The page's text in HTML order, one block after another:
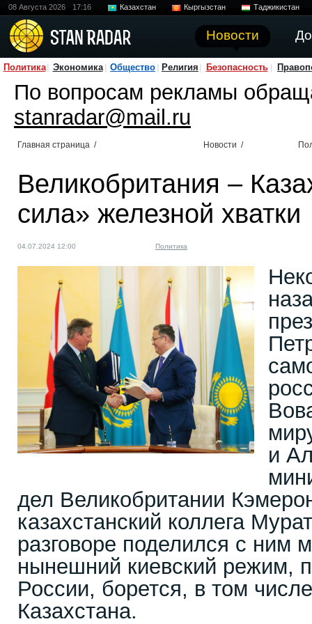
08 Августа 2026 17:16 Казахстан Кыргызстан Таджикистан
Новости
Политика Экономика Общество Религия Безопасность
По вопросам рекламы
stanradar@mail.ru
Главная страница / Новости /
Великобритания –
сила» железной хватки
04.07.2024 12:00 Политика
и
дел Великобритании
казахстанский коллега
разговоре поделился с ним
нынешний киевский режим,
России, борется, в том
Казахстана.